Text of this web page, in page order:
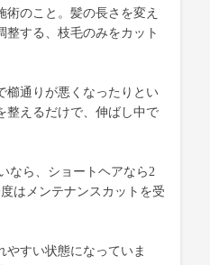
のこと。髪の長さを変え
する、枝毛のみをカット
櫛通りが悪くなったりとい
整えるだけで、伸ばし中で
なら、ショートヘアなら2
はメンテナンスカットを受
やすい状態になっていま